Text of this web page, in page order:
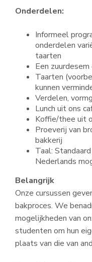
Onderdelen:
Informeel
onderdelen
taarten
Een
Taarten
kunnen
Verdelen,
Lunch uit ons
Koffie/thee uit
Proeverij van
bakkerij
Taal:
Nederlands
Belangrijk
Onze cursussen
bakproces. We
mogelijkheden van
studenten om hun
plaats van die van